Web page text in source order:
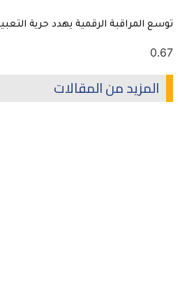
توسع المراقبة الرقمية يهدد حرية
المزيد من المقالات